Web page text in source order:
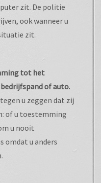
zit. De politie
ook wanneer u
zit.
tot het
of auto.
u zeggen dat zij
of u toestemming
u nooit
omdat u anders